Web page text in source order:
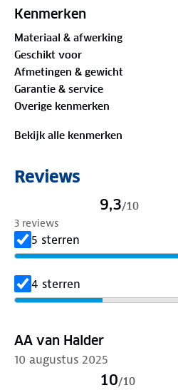
auto. Controleer daarom
handig in de auto, maar ook
het wandelen, en bij het
Het vestje heeft een goede
voor kinderen van
de zijsluiting blijft het stevig
winter- als zomerjassen
vestje voldoet aan de normen
voor kindervesten en EN
materiaal.
Kenmerken
Materiaal & afwerking
Geschikt voor
Afmetingen & gewicht
Garantie & service
Overige kenmerken
Bekijk alle kenmerken
Reviews
9,3/10
3 reviews
5 sterren
4 sterren
AA van Halder
10 augustus 2025
10/10